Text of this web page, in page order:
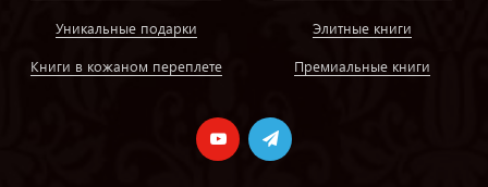
Уникальные подарки
Книги в кожаном переплете
Элитные книги
Премиальные книги